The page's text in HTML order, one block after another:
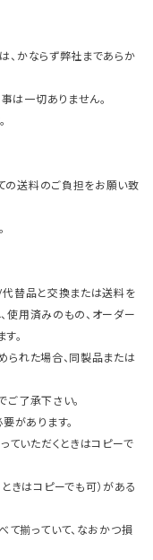
、かならず弊社まであらか
一切ありません。
送料のご負担をお願い致
替品と交換または送料を
使用済みのもの、オーダー
。
られた場合、同製品または
了承下さい。
があります。
ていただくときはコピーで
きはコピーでも可）がある
て揃っていて、なおかつ損